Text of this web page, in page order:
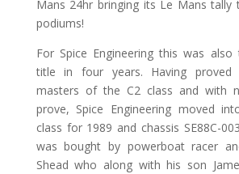
Mans 24hr bringing its Le Mans tally
podiums!
For Spice Engineering this was
title in four years. Having proved
masters of the C2 class and with
prove, Spice Engineering moved
class for 1989 and chassis SE88C-
was bought by powerboat racer
Shead who along with his son